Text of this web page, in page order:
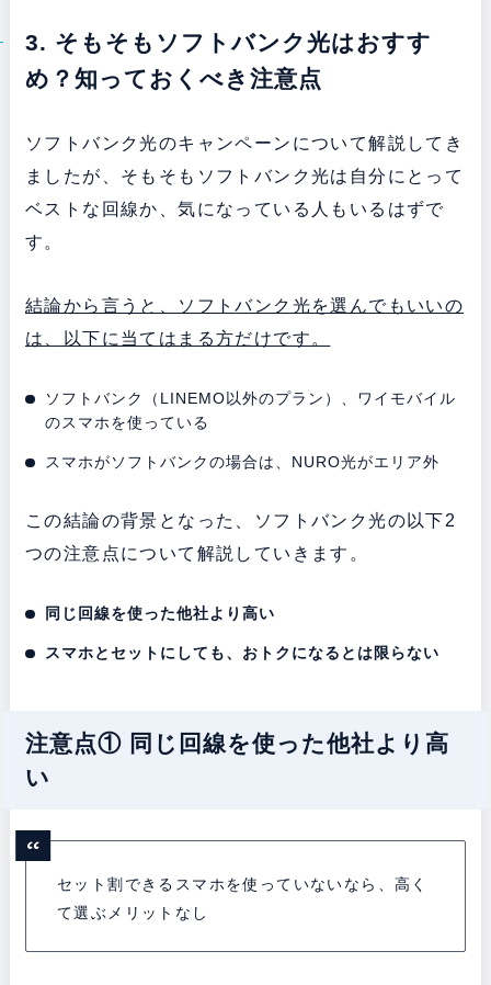
3. そもそもソフトバンク光はおすす
め？知っておくべき注意点
ソフトバンク光のキャンペーンについて解説してき
ましたが、そもそもソフトバンク光は自分にとって
ベストな回線か、気になっている人もいるはずで
す。
結論から言うと、ソフトバンク光を選んでもいいの
は、以下に当てはまる方だけです。
ソフトバンク（LINEMO以外のプラン）、ワイモバイル
のスマホを使っている
スマホがソフトバンクの場合は、NURO光がエリア外
この結論の背景となった、ソフトバンク光の以下2
つの注意点について解説していきます。
同じ回線を使った他社より高い
スマホとセットにしても、おトクになるとは限らない
注意点① 同じ回線を使った他社より高
い
セット割できるスマホを使っていないなら、高く
て選ぶメリットなし